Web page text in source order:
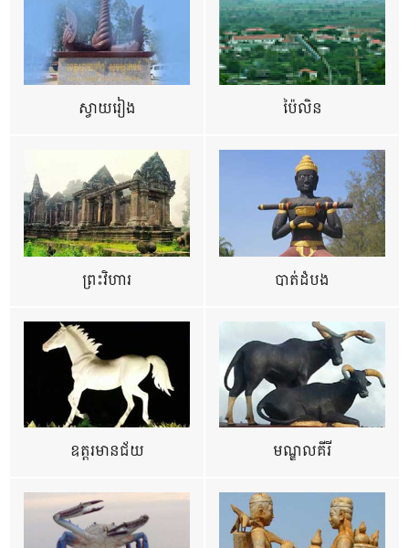
ស្វាយរៀង ប៉ៃលិន
ព្រះវិហារ បាត់ដំបង
ឧត្ដរមានជ័យ មណ្ឌលគីរី